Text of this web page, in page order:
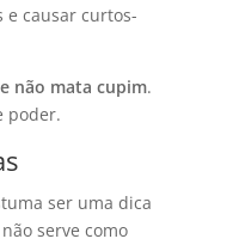
e causar curtos-
não mata cupim.
poder.
ser uma dica
serve como